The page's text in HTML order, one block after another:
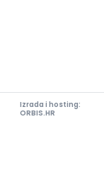
Izrada i hosting:
ORBIS.HR